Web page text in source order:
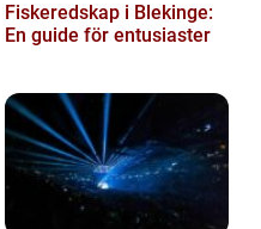
Fiskeredskap i Blekinge:
En guide för entusiaster